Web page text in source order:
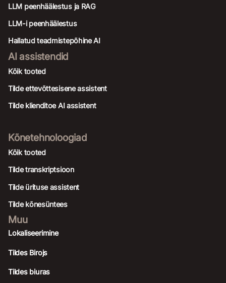
LLM peenhäälestus ja RAG
LLM-i peenhäälestus
Hallatud teadmistepõhine AI
AI assistendid
Kõik tooted
Tilde ettevõttesisene assistent
Tilde klienditoe AI assistent
Kõnetehnoloogiad
Kõik tooted
Tilde transkriptsioon
Tilde ürituse assistent
Tilde kõnesüntees
Muu
Lokaliseerimine
Tildes Birojs
Tildes biuras